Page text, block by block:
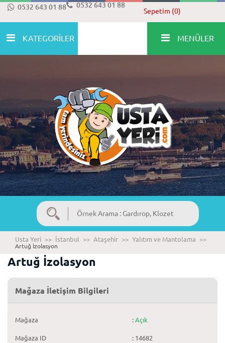
0532 643 01 88 0532 643 01 88
Sepetim (0)
KATEGORİLER MENÜLER
Usta Yeri >> İstanbul >> Ataşehir >> Yalıtım ve Mantolama >>
Artuğ İzolasyon
Artuğ İzolasyon
Mağaza İletişim Bilgileri
Mağaza : Açık
Mağaza ID : 14682